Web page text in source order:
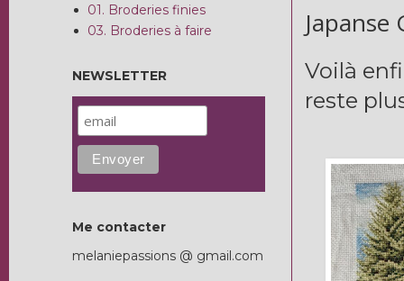
Japanse
Voilà
reste
01. Broderies finies
03. Broderies à faire
NEWSLETTER
Me contacter
melaniepassions @ gmail.com